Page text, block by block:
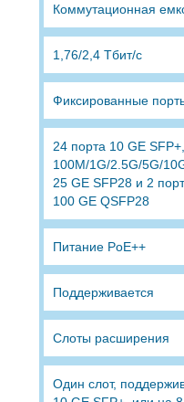
Коммутационная
1,76/2,4 Тбит/с
Фиксированные
24 порта 10 GE
100M/1G/2.5G/5G/
25 GE SFP28 и 2
100 GE QSFP28
Питание PoE++
Поддерживается
Слоты расширения
Один слот,